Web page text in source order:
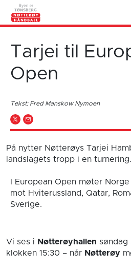
Tarjei til
Open
Tekst: Fred Manskow Nymoen
På nytter Nøtterøys Tarjei
landslagets tropp i en turnering.
I European Open møter
mot Hviterussland, Qatar,
Sverige .
Vi ses i Nøtterøyhallen søndag
klokken 15:30 – når Nøtterøy